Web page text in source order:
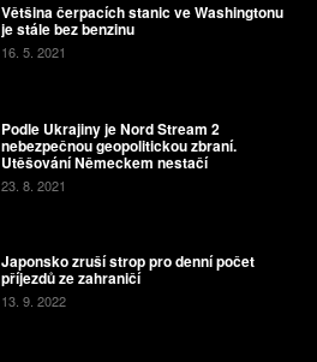
Většina čerpacích stanic ve Washingtonu
je stále bez benzinu
16. 5. 2021
Podle Ukrajiny je Nord Stream 2
nebezpečnou geopolitickou zbraní.
Utěšování Německem nestačí
23. 8. 2021
Japonsko zruší strop pro denní počet
příjezdů ze zahraničí
13. 9. 2022